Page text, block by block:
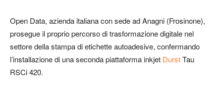
Open Data, azienda italiana con sede ad Anagni (Frosinone),
prosegue il proprio percorso di trasformazione digitale nel
settore della stampa di etichette autoadesive, confermando
l’installazione di una seconda piattaforma inkjet DurstTau
RSCi 420.